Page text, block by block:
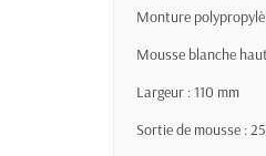
Monture
Mousse blanche
Largeur : 110 mm
Sortie de mousse :